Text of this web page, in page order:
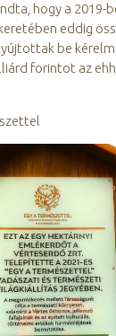
hogy a 2019-
eddig
be
forintot az